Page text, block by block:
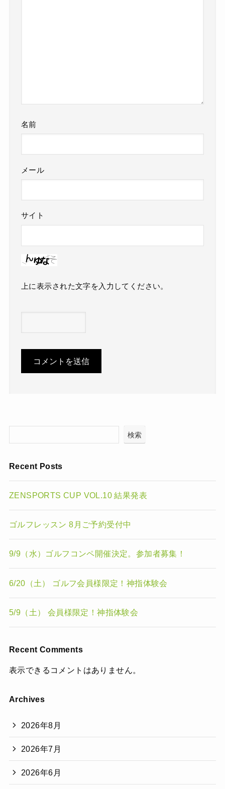
名前
メール
サイト
上に表示された文字を入力してください。
検索
Recent Posts
ZENSPORTS CUP VOL.10 結果発表
ゴルフレッスン 8月ご予約受付中
9/9（水）ゴルフコンペ開催決定。参加者募集！
6/20（土） ゴルフ会員様限定！神指体験会
5/9（土） 会員様限定！神指体験会
Recent Comments
表示できるコメントはありません。
Archives
2026年8月
2026年7月
2026年6月